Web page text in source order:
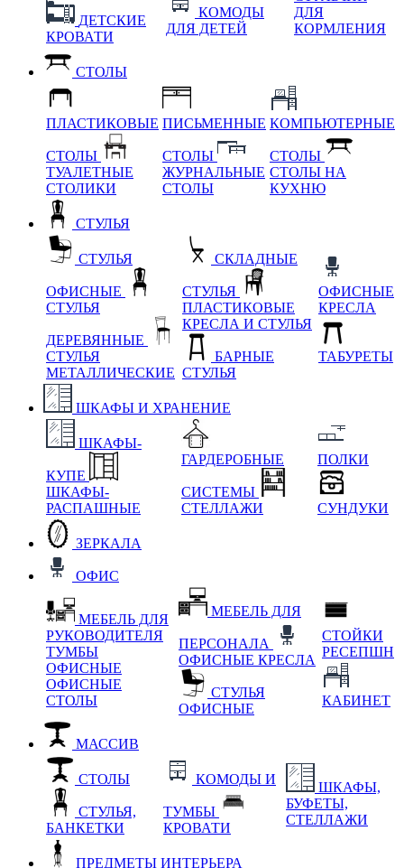
ДЕТСКИЕ
КРОВАТИ
КОМОДЫ
ДЛЯ ДЕТЕЙ
ДЛЯ
КОРМЛЕНИЯ
СТОЛЫ
ПЛАСТИКОВЫЕ
СТОЛЫ
ТУАЛЕТНЫЕ
СТОЛИКИ
ПИСЬМЕННЫЕ
СТОЛЫ
ЖУРНАЛЬНЫЕ
СТОЛЫ
КОМПЬЮТЕРНЫЕ
СТОЛЫ
СТОЛЫ НА
КУХНЮ
СТУЛЬЯ
СТУЛЬЯ
ОФИСНЫЕ
СТУЛЬЯ
ДЕРЕВЯННЫЕ
СТУЛЬЯ
МЕТАЛЛИЧЕСКИЕ
СКЛАДНЫЕ
СТУЛЬЯ
ПЛАСТИКОВЫЕ
КРЕСЛА И СТУЛЬЯ
БАРНЫЕ
СТУЛЬЯ
ОФИСНЫЕ
КРЕСЛА
ТАБУРЕТЫ
ШКАФЫ И ХРАНЕНИЕ
ШКАФЫ-
КУПЕ
ШКАФЫ-
РАСПАШНЫЕ
ГАРДЕРОБНЫЕ
СИСТЕМЫ
СТЕЛЛАЖИ
ПОЛКИ
СУНДУКИ
ЗЕРКАЛА
ОФИС
МЕБЕЛЬ ДЛЯ
РУКОВОДИТЕЛЯ
ТУМБЫ
ОФИСНЫЕ
ОФИСНЫЕ
СТОЛЫ
МЕБЕЛЬ ДЛЯ
ПЕРСОНАЛА
ОФИСНЫЕ КРЕСЛА
СТУЛЬЯ
ОФИСНЫЕ
СТОЙКИ
РЕСЕПШН
КАБИНЕТ
МАССИВ
СТОЛЫ
СТУЛЬЯ,
БАНКЕТКИ
КОМОДЫ И
ТУМБЫ
КРОВАТИ
ШКАФЫ,
БУФЕТЫ,
СТЕЛЛАЖИ
ПРЕДМЕТЫ ИНТЕРЬЕРА